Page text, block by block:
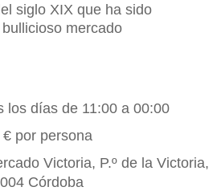
siglo XIX que ha sido
mercado
los días de 11:00 a 00:00
por persona
Victoria, P.º de la Victoria,
Córdoba